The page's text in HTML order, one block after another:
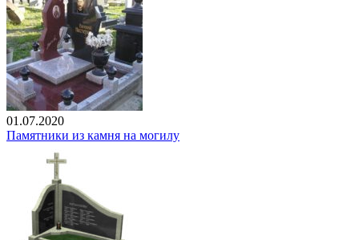
01.07.2020
Памятники из камня на могилу